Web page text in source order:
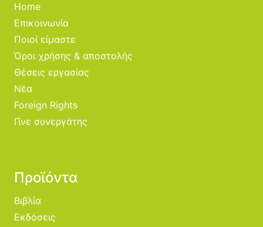
Home
Επικοινωνία
Ποιοί είμαστε
Όροι χρήσης & αποστολής
Θέσεις εργασίας
Νέα
Foreign Rights
Γίνε συνεργάτης
Προϊόντα
Βιβλία
Εκδόσεις